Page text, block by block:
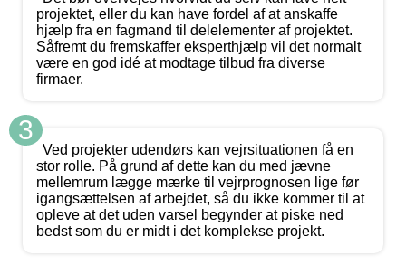
projektet, eller du kan have fordel af at anskaffe
hjælp fra en fagmand til delelementer af projektet.
Såfremt du fremskaffer eksperthjælp vil det normalt
være en god idé at modtage tilbud fra diverse
firmaer.
3
Ved projekter udendørs kan vejrsituationen få en
stor rolle. På grund af dette kan du med jævne
mellemrum lægge mærke til vejrprognosen lige før
igangsættelsen af arbejdet, så du ikke kommer til at
opleve at det uden varsel begynder at piske ned
bedst som du er midt i det komplekse projekt.